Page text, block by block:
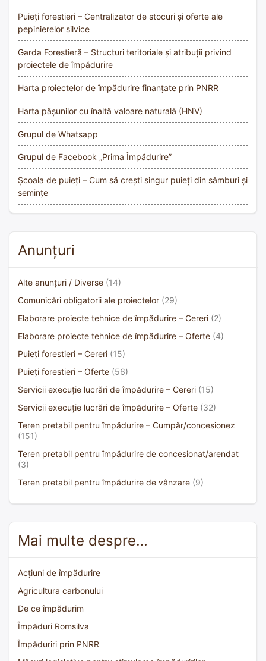
Puieți forestieri – Centralizator de stocuri și oferte ale
pepinierelor silvice
Garda Forestieră – Structuri teritoriale și atribuții privind
proiectele de împădurire
Harta proiectelor de împădurire finanțate prin PNRR
Harta pășunilor cu înaltă valoare naturală (HNV)
Grupul de Whatsapp
Grupul de Facebook „Prima Împădurire”
Școala de puieți – Cum să crești singur puieți din sâmburi și
semințe
Anunțuri
Alte anunțuri / Diverse (14)
Comunicări obligatorii ale proiectelor (29)
Elaborare proiecte tehnice de împădurire – Cereri (2)
Elaborare proiecte tehnice de împădurire – Oferte (4)
Puieți forestieri – Cereri (15)
Puieți forestieri – Oferte (56)
Servicii execuție lucrări de împădurire – Cereri (15)
Servicii execuție lucrări de împădurire – Oferte (32)
Teren pretabil pentru împădurire – Cumpăr/concesionez
(151)
Teren pretabil pentru împădurire de concesionat/arendat
(3)
Teren pretabil pentru împădurire de vânzare (9)
Mai multe despre…
Acțiuni de împădurire
Agricultura carbonului
De ce împădurim
Împăduri Romsilva
Împăduriri prin PNRR